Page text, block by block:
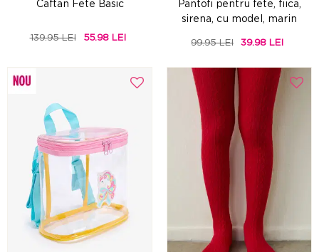
Caftan Fete Basic
139.95 LEI 55.98 LEI
Pantofi pentru fete, fiica,
sirena, cu model, marin
99.95 LEI 39.98 LEI